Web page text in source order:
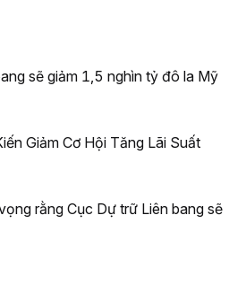
sẽ giảm 1,5 nghìn tỷ đô la Mỹ
Giảm Cơ Hội Tăng Lãi Suất
rằng Cục Dự trữ Liên bang sẽ